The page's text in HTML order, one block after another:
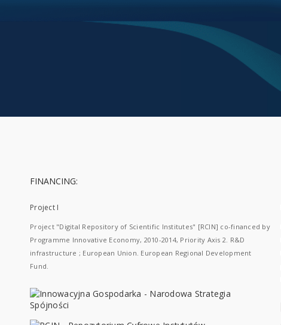
FINANCING:
Project I
Project "Digital Repository of Scientific Institutes" [RCIN] co-financed by
Programme Innovative Economy, 2010-2014, Priority Axis 2. R&D
infrastructure ; European Union. European Regional Development
Fund.